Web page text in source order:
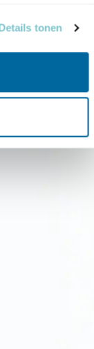
tonen
en tips